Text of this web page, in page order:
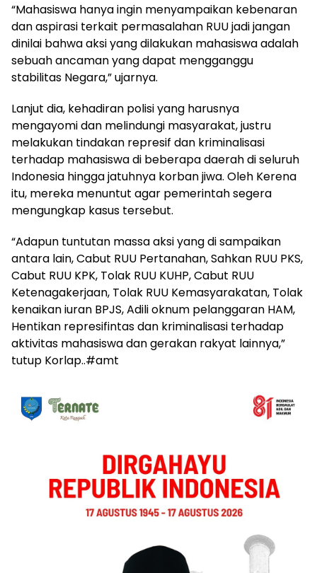
“Mahasiswa hanya ingin menyampaikan kebenaran
dan aspirasi terkait permasalahan RUU jadi jangan
dinilai bahwa aksi yang dilakukan mahasiswa adalah
sebuah ancaman yang dapat mengganggu
stabilitas Negara,” ujarnya.
Lanjut dia, kehadiran polisi yang harusnya
mengayomi dan melindungi masyarakat, justru
melakukan tindakan represif dan kriminalisasi
terhadap mahasiswa di beberapa daerah di seluruh
Indonesia hingga jatuhnya korban jiwa. Oleh Kerena
itu, mereka menuntut agar pemerintah segera
mengungkap kasus tersebut.
“Adapun tuntutan massa aksi yang di sampaikan
antara lain, Cabut RUU Pertanahan, Sahkan RUU PKS,
Cabut RUU KPK, Tolak RUU KUHP, Cabut RUU
Ketenagakerjaan, Tolak RUU Kemasyarakatan, Tolak
kenaikan iuran BPJS, Adili oknum pelanggaran HAM,
Hentikan represifintas dan kriminalisasi terhadap
aktivitas mahasiswa dan gerakan rakyat lainnya,”
tutup Korlap..#amt